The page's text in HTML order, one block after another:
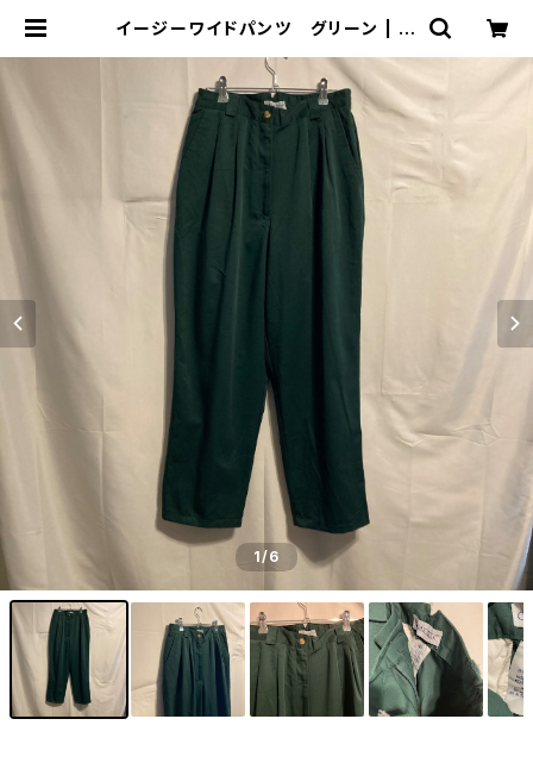
イージーワイドパンツ グリーン | 古
1/6